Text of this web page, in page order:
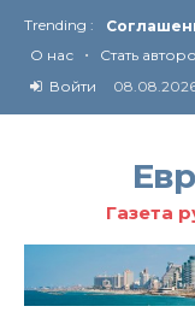
Trending :
О нас • Стать
Войти
Газета